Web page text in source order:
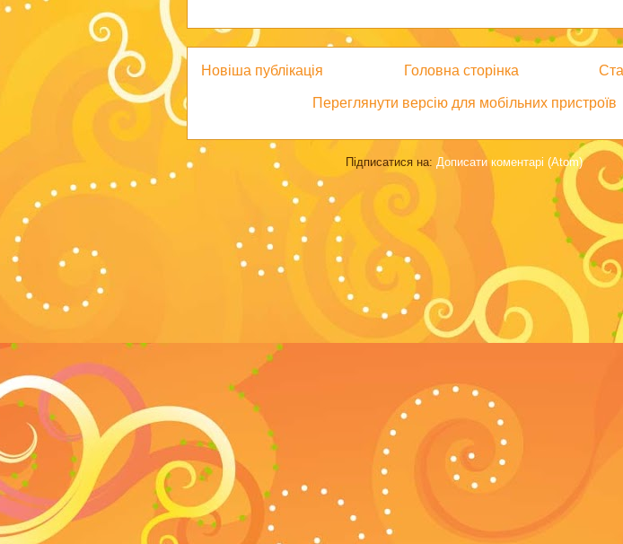
Новіша публікація Головна сторінка
Переглянути версію для мобільних пристроїв
Підписатися на: Дописати коментарі (Atom)